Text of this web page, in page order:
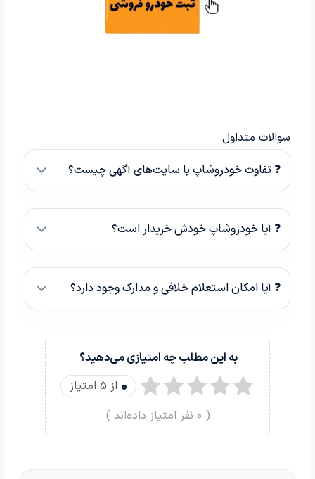
سوالات متداول
❓ تفاوت خودروشاپ با سایت‌های آگهی چیست؟
❓ آیا خودروشاپ خودش خریدار است؟
❓ آیا امکان استعلام خلافی و مدارک وجود دارد؟
به این مطلب چه امتیازی می‌دهید؟
0 از 5 امتیاز
(
0 نفر امتیاز داده‌اند )